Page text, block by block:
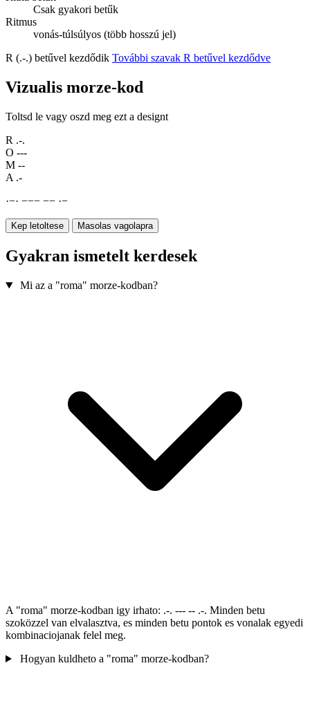
Csak gyakori betűk
Ritmus
vonás-túlsúlyos (több hosszú jel)
R (.-.) betűvel kezdődik További szavak R betűvel kezdődve
Vizualis morze-kod
Toltsd le vagy oszd meg ezt a designt
R .-.
O ---
M --
A .-
·−· −−− −− ·−
Kep letoltese Masolas vagolapra
Gyakran ismetelt kerdesek
Mi az a "roma" morze-kodban?
A "roma" morze-kodban igy irhato: .-. --- -- .-. Minden betu
szoközzel van elvalasztva, es minden betu pontok es vonalak egyedi
kombinaciojanak felel meg.
Hogyan kuldheto a "roma" morze-kodban?